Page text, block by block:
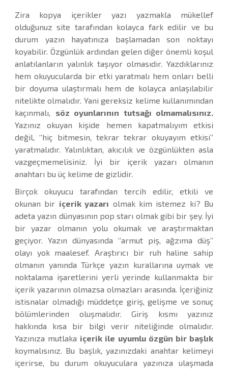
Zira kopya içerikler yazı yazmakla mükellef
olduğunuz site tarafından kolayca fark edilir ve bu
durum yazın hayatınıza başlamadan son noktayı
koyabilir. Özgünlük ardından gelen diğer önemli koşul
anlatılanların yalınlık taşıyor olmasıdır. Yazdıklarınız
hem okuyucularda bir etki yaratmalı hem onları belli
bir doyuma ulaştırmalı hem de kolayca anlaşılabilir
nitelikte olmalıdır. Yani gereksiz kelime kullanımından
kaçınmalı, söz oyunlarının tutsağı olmamalısınız.
Yazınız okuyan kişide hemen kapatmalıyım etkisi
değil, ‘’hiç bitmesin, tekrar tekrar okuyayım etkisi’’
yaratmalıdır. Yalınlıktan, akıcılık ve özgünlükten asla
vazgeçmemelisiniz. İyi bir içerik yazarı olmanın
anahtarı bu üç kelime de gizlidir.
Birçok okuyucu tarafından tercih edilir, etkili ve
okunan bir içerik yazarı olmak kim istemez ki? Bu
adeta yazın dünyasının pop starı olmak gibi bir şey. İyi
bir yazar olmanın yolu okumak ve araştırmaktan
geçiyor. Yazın dünyasında ‘’armut piş, ağzıma düş’’
olayı yok maalesef. Araştırıcı bir ruh haline sahip
olmanın yanında Türkçe yazın kurallarına uymak ve
noktalama işaretlerini yerli yerinde kullanmakta bir
içerik yazarının olmazsa olmazları arasında. İçeriğiniz
istisnalar olmadığı müddetçe giriş, gelişme ve sonuç
bölümlerinden oluşmalıdır. Giriş kısmı yazınız
hakkında kısa bir bilgi verir niteliğinde olmalıdır.
Yazınıza mutlaka içerik ile uyumlu özgün bir başlık
koymalısınız. Bu başlık, yazınızdaki anahtar kelimeyi
içerirse, bu durum okuyuculara yazınıza ulaşmada